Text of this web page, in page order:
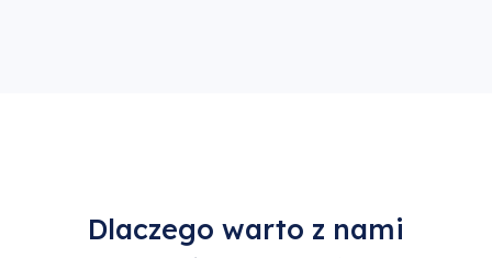
Dlaczego warto z nami